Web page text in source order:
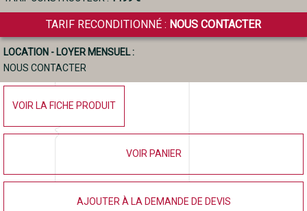
TARIF RECONDITIONNÉ : NOUS CONTACTER
LOCATION - LOYER MENSUEL :
NOUS CONTACTER
VOIR LA FICHE PRODUIT
VOIR PANIER
AJOUTER À LA DEMANDE DE DEVIS